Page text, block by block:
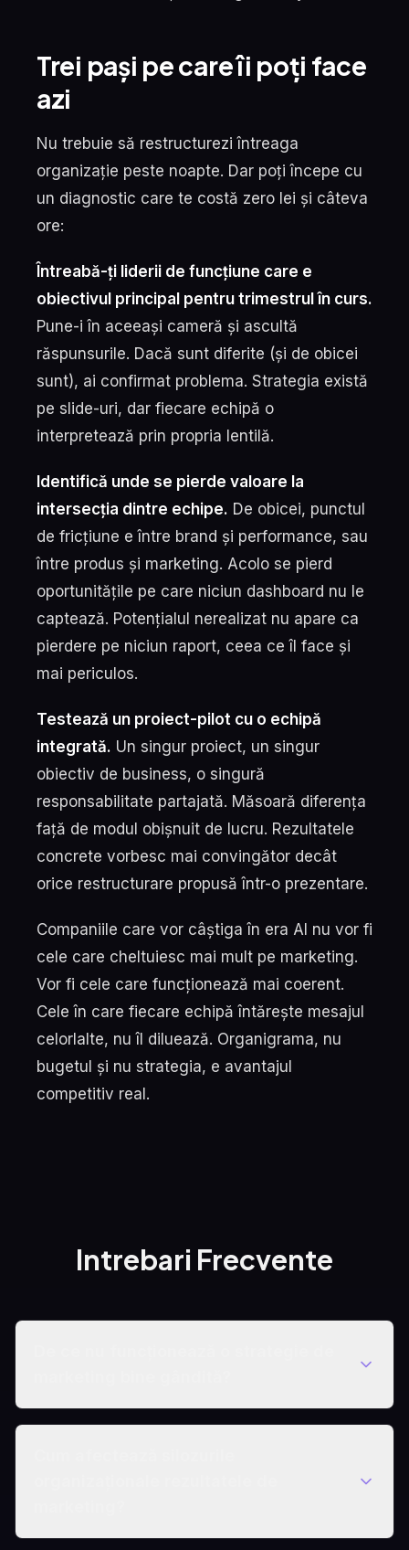
Trei pași pe care îi poți face
azi
Nu trebuie să restructurezi întreaga
organizație peste noapte. Dar poți începe cu
un diagnostic care te costă zero lei și câteva
ore:
Întreabă-ți liderii de funcțiune care e
obiectivul principal pentru trimestrul în curs.
Pune-i în aceeași cameră și ascultă
răspunsurile. Dacă sunt diferite (și de obicei
sunt), ai confirmat problema. Strategia există
pe slide-uri, dar fiecare echipă o
interpretează prin propria lentilă.
Identifică unde se pierde valoare la
intersecția dintre echipe. De obicei, punctul
de fricțiune e între brand și performance, sau
între produs și marketing. Acolo se pierd
oportunitățile pe care niciun dashboard nu le
captează. Potențialul nerealizat nu apare ca
pierdere pe niciun raport, ceea ce îl face și
mai periculos.
Testează un proiect-pilot cu o echipă
integrată. Un singur proiect, un singur
obiectiv de business, o singură
responsabilitate partajată. Măsoară diferența
față de modul obișnuit de lucru. Rezultatele
concrete vorbesc mai convingător decât
orice restructurare propusă într-o prezentare.
Companiile care vor câștiga în era AI nu vor fi
cele care cheltuiesc mai mult pe marketing.
Vor fi cele care funcționează mai coerent.
Cele în care fiecare echipă întărește mesajul
celorlalte, nu îl diluează. Organigrama, nu
bugetul și nu strategia, e avantajul
competitiv real.
Intrebari Frecvente